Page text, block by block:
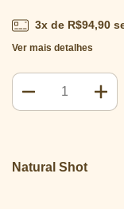
3x de R$94,90
Ver mais detalhes
Natural Shot